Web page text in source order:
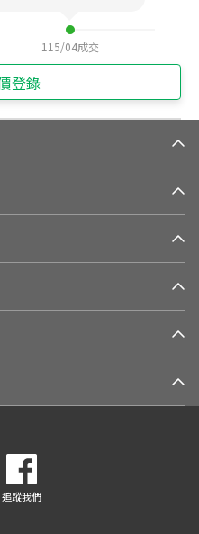
115/04成交
登錄
追蹤我們